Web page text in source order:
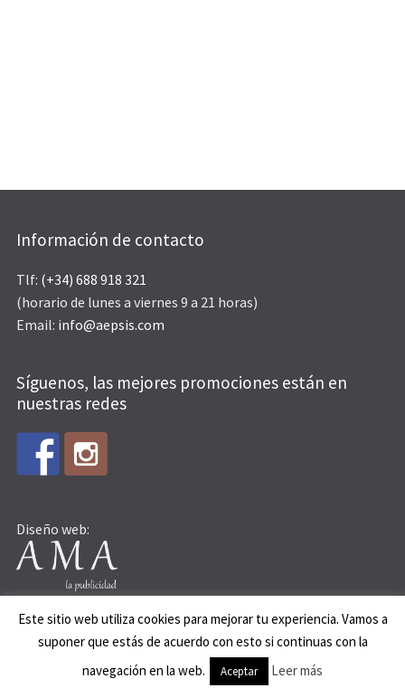
Información de contacto
Tlf: (+34) 688 918 321
(horario de lunes a viernes 9 a 21 horas)
Email: info@aepsis.com
Síguenos, las mejores promociones están en
nuestras redes
Diseño web:
© AEPSIS 2015
Este sitio web utiliza cookies para mejorar tu experiencia. Vamos a
suponer que estás de acuerdo con esto si continuas con la
navegación en la web.
Aceptar Leer más